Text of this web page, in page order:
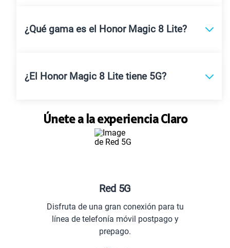
¿Qué gama es el Honor Magic 8 Lite?
¿El Honor Magic 8 Lite tiene 5G?
Únete a la experiencia Claro
de una gran conexión para tu
telefonía móvil postpago y